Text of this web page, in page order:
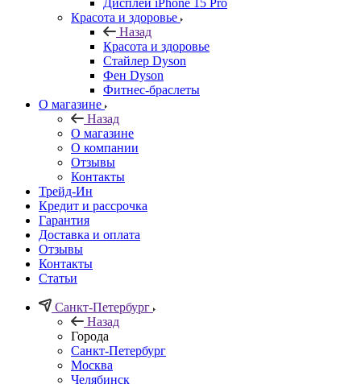
Дисплей iPhone 15 Pro
Красота и здоровье
Назад
Красота и здоровье
Стайлер Dyson
Фен Dyson
Фитнес-браслеты
О магазине
Назад
О магазине
О компании
Отзывы
Контакты
Трейд-Ин
Кредит и рассрочка
Гарантия
Доставка и оплата
Отзывы
Контакты
Статьи
Санкт-Петербург
Назад
Города
Санкт-Петербург
Москва
Челябинск